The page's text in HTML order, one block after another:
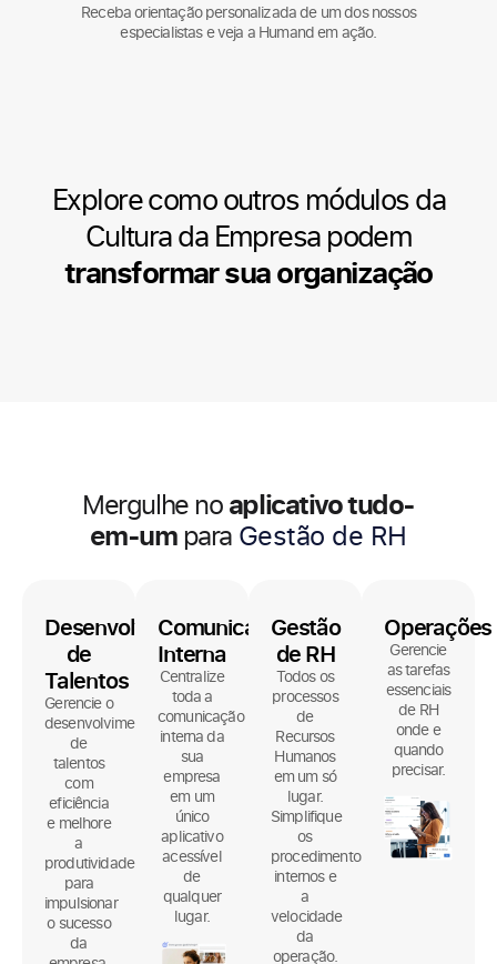
Receba orientação personalizada de um dos nossos
especialistas e veja a Humand em ação.
Explore como outros módulos da
Cultura da Empresa podem
transformar sua organização
Mergulhe noaplicativo tudo-
em-umpara
Desenvolvimento
de
Talentos
Gerencie o
desenvolvimento
de
talentos
com
eficiência
e melhore
a
produtividade
para
impulsionar
o sucesso
Comunicação
Interna
Centralize
toda a
comunicação
interna da
sua
empresa
em um
único
aplicativo
acessível
de
qualquer
lugar.
Gestão
de RH
Todos os
processos
de
Recursos
Humanos
em um só
lugar.
Simplifique
os
procedimentos
internos e
a
velocidade
Operações
Gerencie
as tarefas
essenciais
de RH
onde e
quando
precisar.